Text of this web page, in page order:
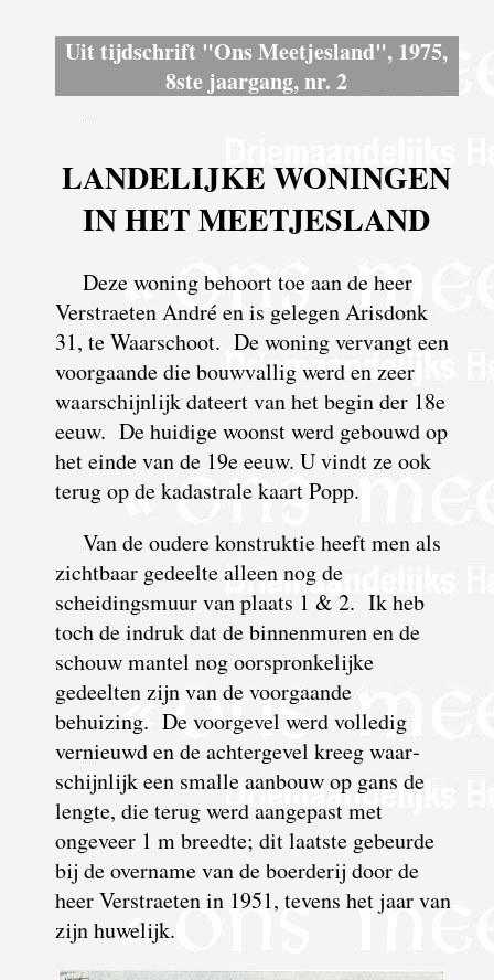
Uit tijdschrift "Ons Meetjesland", 1975,
8ste jaargang, nr. 2
LANDELIJKE WONINGEN
IN HET MEETJESLAND
Deze woning behoort toe aan de heer
Verstraeten André en is gelegen Arisdonk
31, te Waarschoot. De woning vervangt een
voorgaande die bouwvallig werd en zeer
waarschijnlijk dateert van het begin der 18e
eeuw. De huidige woonst werd gebouwd op
het einde van de 19e eeuw. U vindt ze ook
terug op de kadastrale kaart Popp.
Van de oudere konstruktie heeft men als
zichtbaar gedeelte alleen nog de
scheidingsmuur van plaats 1 & 2. Ik heb
toch de indruk dat de binnen­muren en de
schouw mantel nog oorspron­kelijke
gedeelten zijn van de voorgaande
behuizing. De voorgevel werd volledig
vernieuwd en de achtergevel kreeg waar­
schijn­lijk een smalle aanbouw op gans de
lengte, die terug werd aangepast met
ongeveer 1 m breedte; dit laatste gebeurde
bij de overname van de boerderij door de
heer Verstraeten in 1951, tevens het jaar van
zijn huwelijk.